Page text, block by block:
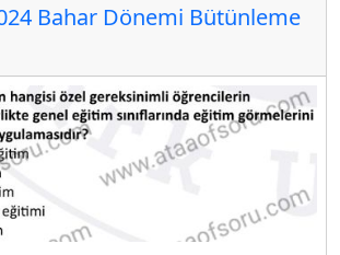
Bahar Dönemi Bütünleme